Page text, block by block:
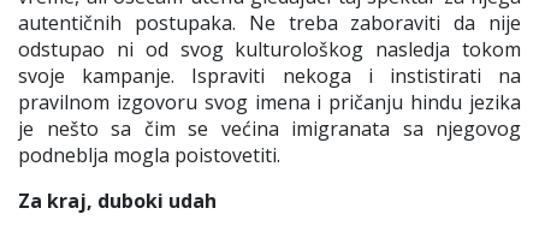
autentičnih postupaka. Ne treba zaboraviti da nije
odstupao ni od svog kulturološkog nasledja tokom
svoje kampanje. Ispraviti nekoga i instistirati na
pravilnom izgovoru svog imena i pričanju hindu jezika
je nešto sa čim se većina imigranata sa njegovog
podneblja mogla poistovetiti.
Za kraj, duboki udah